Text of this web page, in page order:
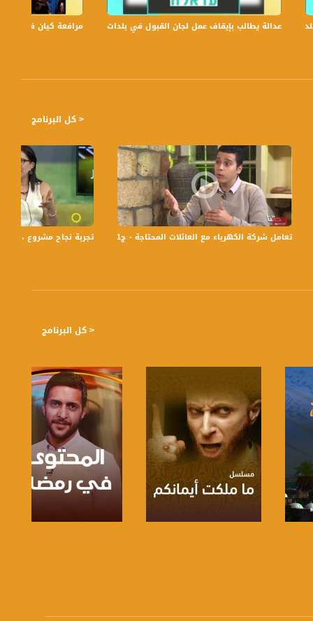
مرافعة كيان في
عدالة يطالب بإيقاف عمل لجان القبول في بلدات الجليل والنقب،الكاملة،صباحنا
< كل البرنامج
تجربة نجاح مشروع ،وفا زهر،صباحنا تعامل شركة الكهرباء مع العائلات المحتاجة - ج1- الكهرباء - حالنا - 3-4-2017 - قناة مساواة الفضائية
الفضائية
< كل البرنامج